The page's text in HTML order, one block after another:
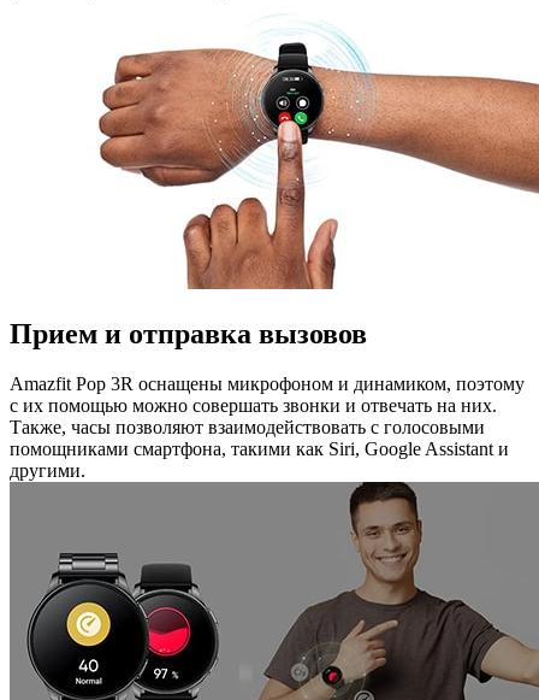
Прием и отправка вызовов
Amazfit Pop 3R оснащены микрофоном и динамиком, поэтому
с их помощью можно совершать звонки и отвечать на них.
Также, часы позволяют взаимодействовать с голосовыми
помощниками смартфона, такими как Siri, Google Assistant и
другими.